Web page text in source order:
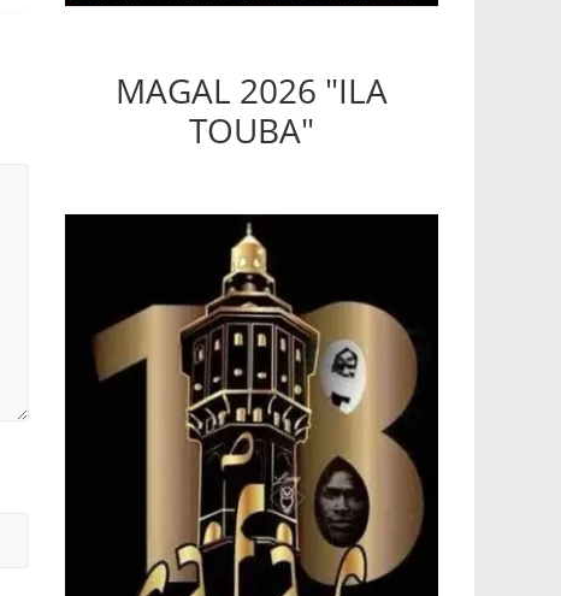
MAGAL 2026 "ILA
TOUBA"